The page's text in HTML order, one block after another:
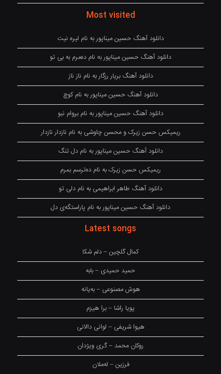
Most visited
دانلود آهنگ حسین میناپور به نام لیره نیت
دانلود آهنگ حسین میناپور به نام دەمرم بە بی تو
دانلود آهنگ بریار رزگار به نام ناز ناز
دانلود آهنگ حسین میناپور به نام کوچ
دانلود آهنگ حسین میناپور به نام بروام نبو
ریمیکس حسن زیرک و محسن چاوشی به نام نازدار نازدار
دانلود آهنگ حسین میناپور به نام دل تنگ
ریمیکس حسن زیرک به نام دەترسم بمرم
دانلود آهنگ طاهر ابراهیمی به نام دلی تو
دانلود آهنگ حسین میناپور به نام پاراستگەی دل
Latest songs
کمال گلچین – دلم شکا
حمید حمیدی – بابه
هوش مصنوعی – بەیانە
پویا راشا – برا هیزم
هیوا شریفی – لوانی دالانی
روکان محمد – گری ویژدان
فرزین – لەملان